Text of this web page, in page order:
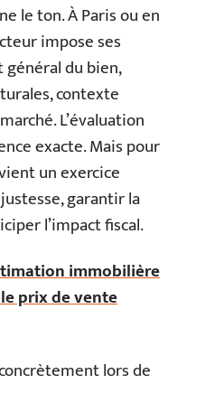
le ton. À Paris ou en
impose ses
du bien,
contexte
L’évaluation
exacte. Mais pour
un exercice
garantir la
l’impact fiscal.
immobilière
prix de vente
lors de